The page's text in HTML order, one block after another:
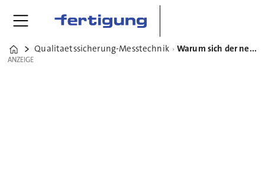
Home
Qualitaetssicherung-Messtechnik Warum sich der neue Stufenbohrer BasicDrill CM‑C lohnt
ANZEIGE
ANZEIGE